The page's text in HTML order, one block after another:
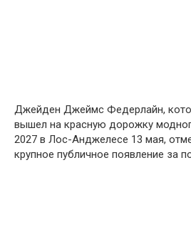
Джейден Джеймс Федерлайн,
вышел на красную дорожку
2027 в Лос-Анджелесе 13 мая,
крупное публичное появление за